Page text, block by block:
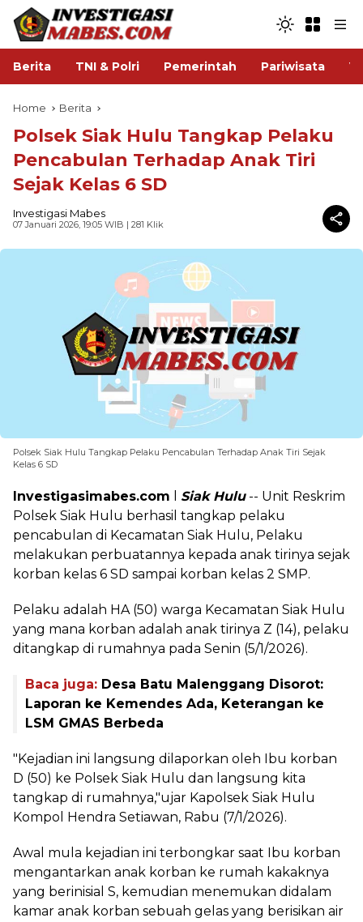
Berita TNI & Polri Pemerintah Pariwisata
Home Berita
Polsek Siak Hulu Tangkap Pelaku
Pencabulan Terhadap Anak Tiri
Sejak Kelas 6 SD
Investigasi Mabes
07 Januari 2026, 19:05 WIB | 281 Klik
Polsek Siak Hulu Tangkap Pelaku Pencabulan Terhadap Anak Tiri Sejak
Kelas 6 SD
Investigasimabes.com Siak Hulu-- Unit Reskrim
Polsek Siak Hulu berhasil tangkap pelaku
pencabulan di Kecamatan Siak Hulu, Pelaku
melakukan perbuatannya kepada anak tirinya sejak
korban kelas 6 SD sampai korban kelas 2 SMP.
Pelaku adalah HA (50) warga Kecamatan Siak Hulu
yang mana korban adalah anak tirinya Z (14), pelaku
ditangkap di rumahnya pada Senin (5/1/2026).
Baca juga: Desa Batu Malenggang Disorot:
Laporan ke Kemendes Ada, Keterangan ke
LSM GMAS Berbeda
"Kejadian ini langsung dilaporkan oleh Ibu korban
D (50) ke Polsek Siak Hulu dan langsung kita
tangkap di rumahnya,"ujar Kapolsek Siak Hulu
Kompol Hendra Setiawan, Rabu (7/1/2026).
Awal mula kejadian ini terbongkar saat Ibu korban
mengantarkan anak korban ke rumah kakaknya
yang berinisial S, kemudian menemukan didalam
kamar anak korban sebuah gelas yang berisikan air